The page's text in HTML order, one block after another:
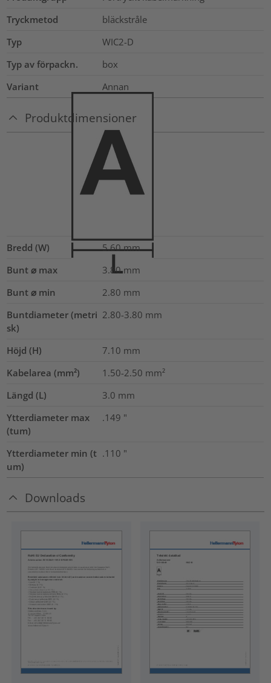
Tryckmetod
bläckstråle
Typ
WIC2-D
Typ av förpackn.
box
Variant
Annan
Produktdimensioner
Bredd (W) 5.60 mm
Bunt ⌀ max
3.80 mm
Bunt ⌀ min
2.80 mm
Buntdiameter (metri
sk)
2.80-3.80 mm
Höjd (H) 7.10 mm
Kabelarea (mm²)
1.50-2.50 mm²
Längd (L)
3.0 mm
Ytterdiameter max
(tum)
.149 "
Ytterdiameter min (t
um)
.110 "
Downloads